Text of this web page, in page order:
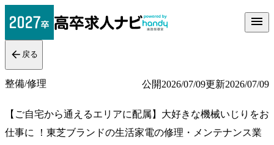
戻る
整備/修理 公開2026/07/09更新2026/07/09
【ご自宅から通えるエリアに配属】大好きな機械いじりをお
仕事に ！東芝ブランドの生活家電の修理・メンテナンス業